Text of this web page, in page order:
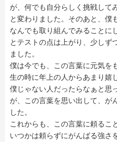
が、何でも自分らしく挑戦して
と変わりました。そのあと、僕
なんでも取り組んでみることに
とテストの点は上がり、少しず
ました。
僕は今でも、この言葉に元気を
生の時に年上の人からあまり嬉
僕じゃない人だったらなぁと思
が、この言葉を思い出して、が
した。
これからも、この言葉に頼るこ
いつかは頼らずにがんばる強さ